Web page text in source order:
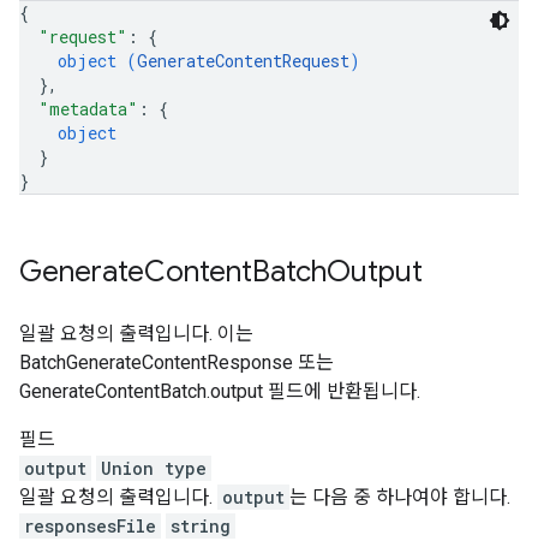
{
"request" : {
object (GenerateContentRequest)
},
"metadata" : {
object
}
}
GenerateContentBatchOutput
일괄 요청의 출력입니다. 이는
BatchGenerateContentResponse 또는
GenerateContentBatch.output 필드에 반환됩니다.
필드
output
Union type
일괄 요청의 출력입니다. output 는 다음 중 하나여야 합니다.
responsesFile
string